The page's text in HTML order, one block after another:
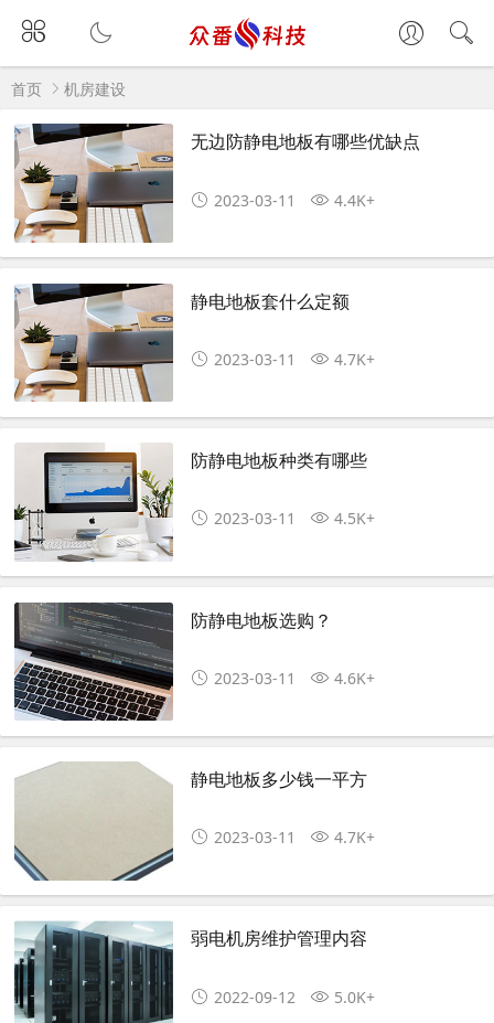
首页 机房建设
无边防静电地板有哪些优缺点
2023-03-11 4.4K+
静电地板套什么定额
2023-03-11 4.7K+
防静电地板种类有哪些
2023-03-11 4.5K+
防静电地板选购？
2023-03-11 4.6K+
静电地板多少钱一平方
2023-03-11 4.7K+
弱电机房维护管理内容
2022-09-12 5.0K+